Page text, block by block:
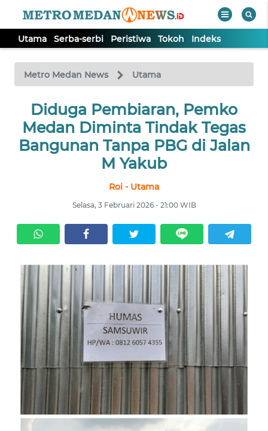
Utama Serba-serbi Peristiwa Tokoh Indeks
Metro Medan News Utama
Diduga Pembiaran, Pemko
Medan Diminta Tindak Tegas
Bangunan Tanpa PBG di Jalan
M Yakub
Roi - Utama
Selasa, 3 Februari 2026 - 21:00 WIB
TV
Tutup
UTAMA
SERBA-
SERBI
TOKOH
INDEKS
BERITA
KONTAK
KAMI
INFO
TENTANG
KAMI